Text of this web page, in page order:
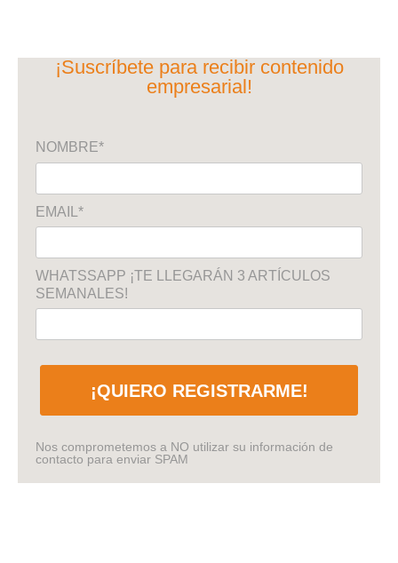
¡Suscríbete para recibir contenido
empresarial!
NOMBRE*
EMAIL*
WHATSSAPP ¡TE LLEGARÁN 3 ARTÍCULOS
SEMANALES!
¡QUIERO REGISTRARME!
Nos comprometemos a NO utilizar su información de
contacto para enviar SPAM